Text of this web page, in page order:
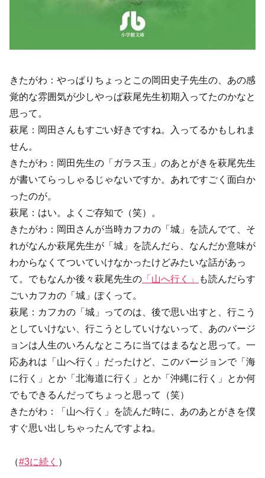
きたがわ：やっぱりちょっとこの岡田史子先生の、あの感
覚的な雰囲気が少しやっぱ萩尾先生初期入ってたのかなと
思って。
萩尾：岡田さんもすごい好きですね。入ってるかもしれま
せん。
きたがわ：岡田先生の「ガラス玉」のあとがきを萩尾先生
が書いてらっしゃるじゃないですか。あれですごく面白か
ったのが。
萩尾：はい。よくご存知で（笑）。
きたがわ：岡田さんが当時カフカの「城」を読んでて、そ
れがなんか萩尾先生が「城」を読んだら、なんだか意味が
わからなくてついていけなかったけどみたいな話があっ
て。でもなんか後々萩尾先生の 「山へ行く」
も読んだらす
ごいカフカの「城」ぽくって。
萩尾：カフカの「城」ってのは、後で思い出すと、行こう
としていけない、行こうとしていけないって、あのバージ
ョンは人生のいろんなところに当てはまるなと思って。一
応あれは「山へ行く」だったけど、このバージョンで「海
に行く」とか「北海道に行く」とか「沖縄に行く」とか何
でもできるんだってちょっと思って（笑）
きたがわ：「山へ行く」を読んだ時に、あのあとがきを僕
すぐ思い出しちゃったんですよね。
（#3に続く ）